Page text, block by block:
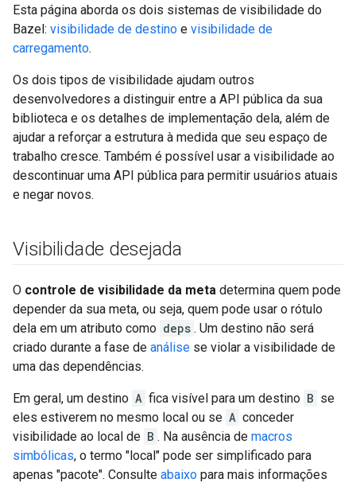
Esta página aborda os dois sistemas de visibilidade do
Bazel: visibilidade de destino e visibilidade de
carregamento.
Os dois tipos de visibilidade ajudam outros
desenvolvedores a distinguir entre a API pública da sua
biblioteca e os detalhes de implementação dela, além de
ajudar a reforçar a estrutura à medida que seu espaço de
trabalho cresce. Também é possível usar a visibilidade ao
descontinuar uma API pública para permitir usuários atuais
e negar novos.
Visibilidade desejada
O controle de visibilidade da meta determina quem pode
depender da sua meta, ou seja, quem pode usar o rótulo
dela em um atributo como deps . Um destino não será
criado durante a fase de análise se violar a visibilidade de
uma das dependências.
Em geral, um destino A fica visível para um destino B se
eles estiverem no mesmo local ou se A conceder
visibilidade ao local de B . Na ausência de macros
simbólicas, o termo "local" pode ser simplificado para
apenas "pacote". Consulte abaixo para mais informações